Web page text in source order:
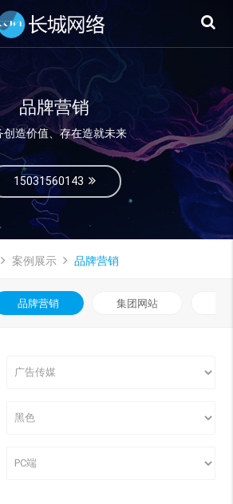
品牌营销
创造价值、存在造就未来
15031560143
案例展示 品牌营销
品牌营销 集团网站